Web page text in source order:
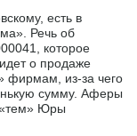
есть в
Речь об
которое
о продаже
фирмам, из-за чего
сумму. Аферы
«тем» Юры